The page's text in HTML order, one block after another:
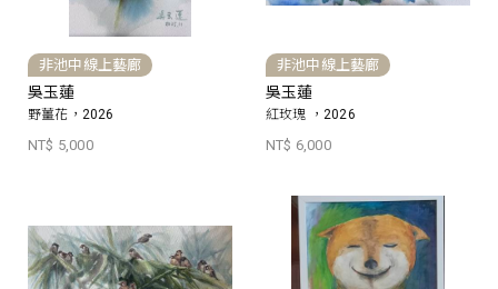
非池中線上藝廊
吳玉蓮
野薑花，2026
NT$ 5,000
非池中線上藝廊
吳玉蓮
紅玫瑰 ，2026
NT$ 6,000